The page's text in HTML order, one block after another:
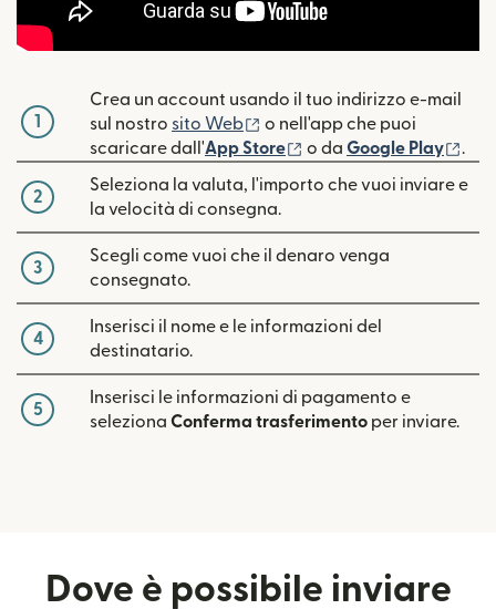
1
Crea un account usando il tuo indirizzo e-mail
sul nostro sito Web (si apre in una nuova finestra)
o nell'app che puoi
scaricare dall'App Store (si apre in una nuova
o da Google Play .
2
Seleziona la valuta, l'importo che vuoi inviare e
la velocità di consegna.
3
Scegli come vuoi che il denaro venga
consegnato.
4
Inserisci il nome e le informazioni del
destinatario.
5
Inserisci le informazioni di pagamento e
seleziona Conferma trasferimento per inviare.
Dove è possibile inviare